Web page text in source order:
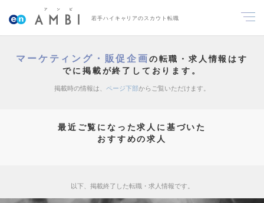
若手ハイキャリアのスカウト転職
マーケティング・販促企画の転職・求人情報はす
でに掲載が終了しております。
掲載時の情報は、 ページ下部からご覧いただけます。
最近ご覧になった求人に基づいた
おすすめの求人
以下、掲載終了した転職・求人情報です。